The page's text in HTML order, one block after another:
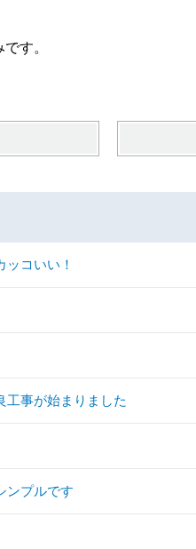
す。
コいい！
工事が始まりました
ンプルです